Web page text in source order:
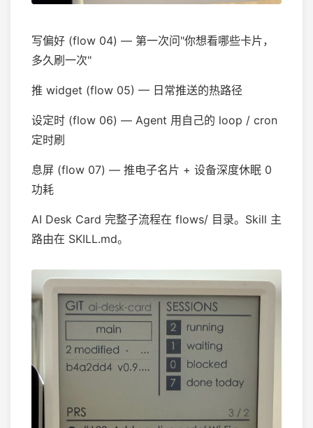
写偏好 (flow 04) — 第一次问"你想看哪些卡片，
多久刷一次"
推 widget (flow 05) — 日常推送的热路径
设定时 (flow 06) — Agent 用自己的 loop / cron
定时刷
息屏 (flow 07) — 推电子名片 + 设备深度休眠 0
功耗
AI Desk Card 完整子流程在 flows/ 目录。Skill 主
路由在 SKILL.md。